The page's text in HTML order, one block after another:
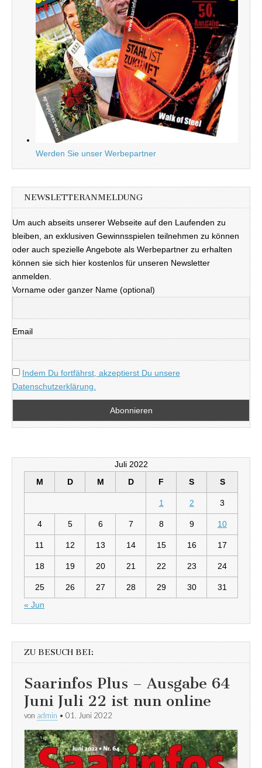
Werden Sie unser Werbepartner
NEWSLETTERANMELDUNG
Um auch abseits unserer Webseite auf den Laufenden zu
bleiben, an exklusiven Gewinnsspielen teilnehmen zu können
oder auch spezielle Angebote als Werbepartner zu erhalten
können sie sich hier kostenlos für unseren Newsletter
anmelden.
Vorname oder ganzer Name (optional)
Email
Indem Du fortfährst, akzeptierst Du unsere
Datenschutzerklärung.
Juli 2022
M
D M D F S S
1 2 3
4 5 6 7 8 9 10
11 12 13 14 15 16 17
18 19 20 21 22 23 24
25 26 27 28 29 30
31
« Jun
ZU BESUCH BEI:
Saarinfos Plus – Ausgabe 64
Juni Juli 22 ist nun online
von admin • 01. Juni 2022